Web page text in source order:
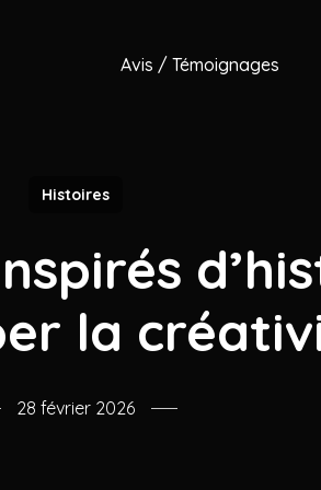
Avis / Témoignages
Histoires
la
28 février 2026